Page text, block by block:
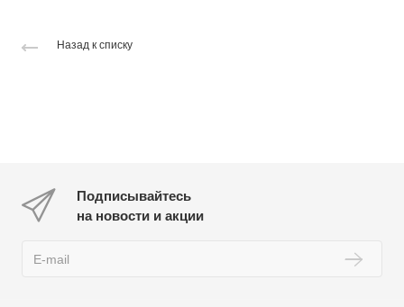
Назад к списку
Подписывайтесь
на новости и акции